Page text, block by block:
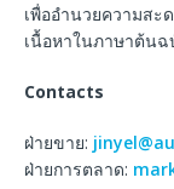
เพื่ออำนวยความสะ
เนื้อหาในภาษาต้น
Contacts
ฝ่ายขาย:
ฝ่ายการตลาด: